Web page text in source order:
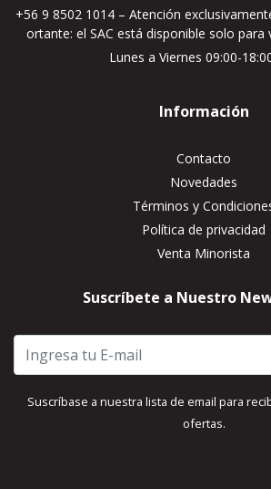
+56 9 8502 1014 – Atención
ortante: el SAC está disponible solo
Lunes a Viernes 09:00-
Información
Contacto
Novedades
Términos y
Política de privacidad
Venta Minorista
Suscríbete a Nuestro
Suscríbase a nuestra lista de email para
ofertas.